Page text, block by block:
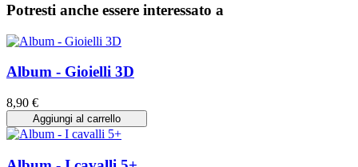
Potresti anche essere interessato a
Album - Gioielli 3D
8,90 €
Aggiungi al carrello